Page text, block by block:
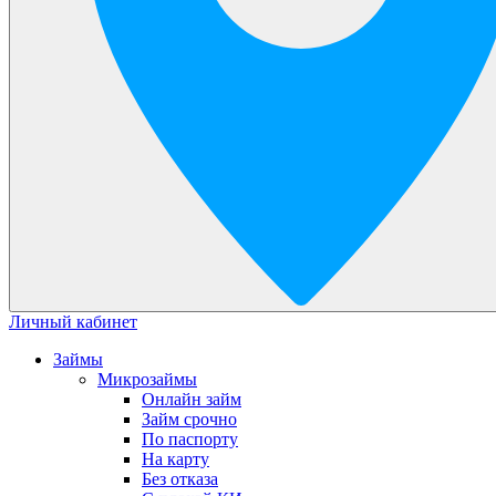
Личный кабинет
Займы
Микрозаймы
Онлайн займ
Займ срочно
По паспорту
На карту
Без отказа